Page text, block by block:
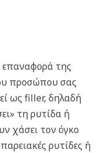
επαναφορά της
προσώπου σας
ως filler, δηλαδή
τη ρυτίδα ή
χάσει τον όγκο
ρυτίδες ή